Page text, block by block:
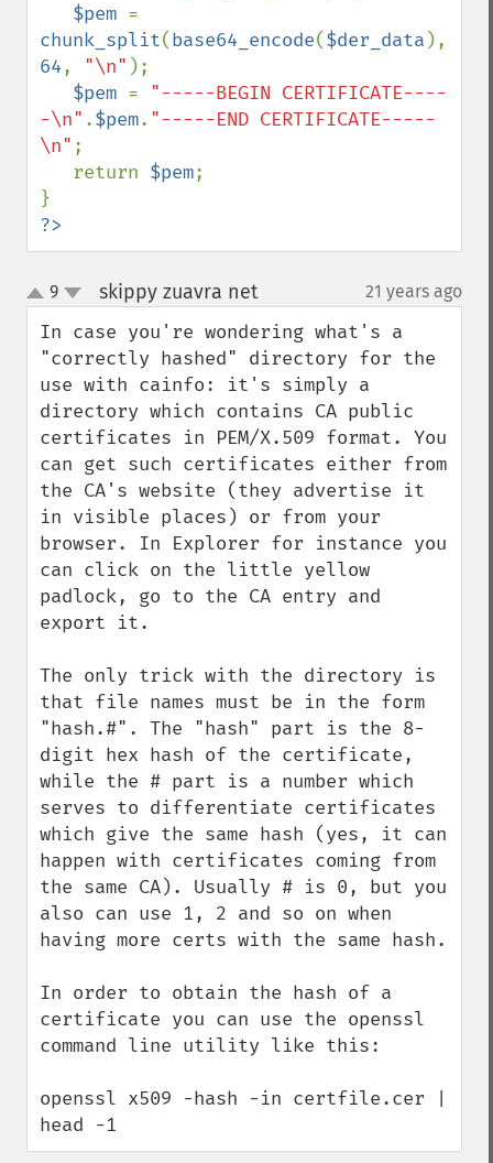
$pem
chunk_split(base64_encode($der_data
64, "\n" );
$pem = "-----BEGIN CERTIFICATE----
-\n" .$pem. "-----END CERTIFICATE-----
\n" ;
   return
$pem;
?>
up
down
9 skippy zuavra net¶ 21 years ago
In case you're wondering what's a
"correctly hashed" directory for the
use with cainfo: it's simply a
directory which contains CA public
certificates in PEM/X.509 format. You
can get such certificates either from
the CA's website (they advertise it
in visible places) or from your
browser. In Explorer for instance you
can click on the little yellow
padlock, go to the CA entry and
export it.
The only trick with the directory is
that file names must be in the form
"hash.#". The "hash" part is the 8-
digit hex hash of the certificate,
while the # part is a number which
serves to differentiate certificates
which give the same hash (yes, it can
happen with certificates coming from
the same CA). Usually # is 0, but you
also can use 1, 2 and so on when
having more certs with the same hash.
In order to obtain the hash of a
certificate you can use the openssl
command line utility like this:
openssl x509 -hash -in certfile.cer |
head -1